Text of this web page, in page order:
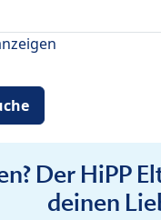
Der HiPP
deinen